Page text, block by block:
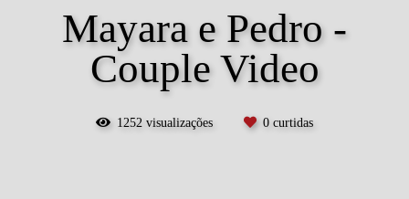
Mayara e Pedro -
Couple Video
1252 visualizações 0 curtidas